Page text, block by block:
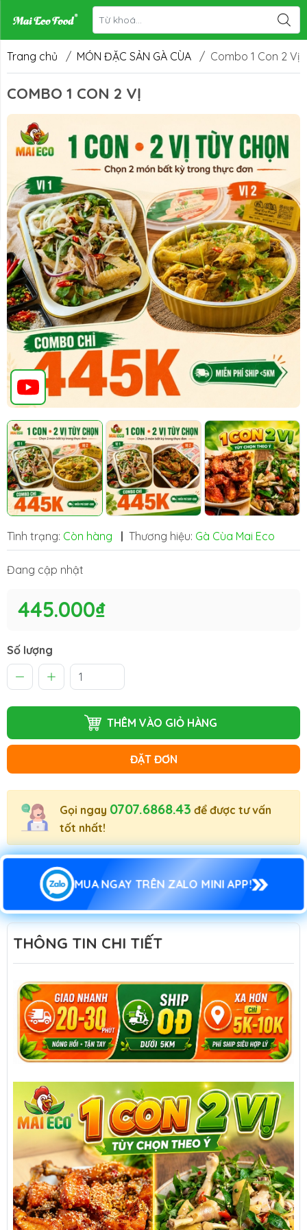
Trang chủ / MÓN ĐẶC SẢN GÀ CÙA / Combo 1 Con 2 Vị
COMBO 1 CON 2 VỊ
Tình trạng: Còn hàng | Thương hiệu: Gà Cùa Mai Eco
Đang cập nhật
445.000₫
Số lượng
THÊM VÀO GIỎ HÀNG
ĐẶT ĐƠN
Gọi ngay 0707.6868.43 để được tư vấn
tốt nhất!
MUA NGAY TRÊN ZALO MINI APP!
THÔNG TIN CHI TIẾT